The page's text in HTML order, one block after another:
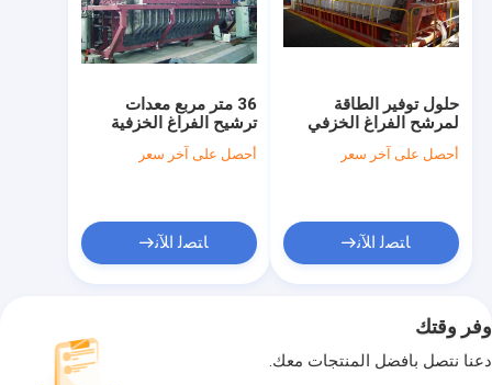
36 متر مربع معدات
ترشيح الفراغ الخزفية
لمياه الصرف الصحي في
التعدين مُحسّنة لأداء
أحصل على آخر سعر
ﺎﺘﺼﻟ ﺍﻶﻧ
حلول توفير الطاقة
لمرشح الفراغ الخزفي
في التعدين، توفير نضح
نظيف للأغراض الصناعية
أحصل على آخر سعر
ﺎﺘﺼﻟ ﺍﻶﻧ
وفر وقتك
دعنا نتصل بأفضل المنتجات معك.